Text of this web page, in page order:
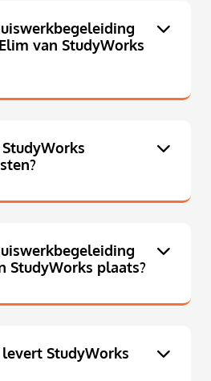
van StudyWorks
StudyWorks plaats?
StudyWorks